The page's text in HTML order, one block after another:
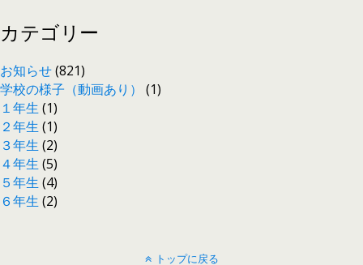
カテゴリー
お知らせ(821)
学校の様子（動画あり）
(1)
１年生(1)
２年生(1)
３年生(2)
４年生(5)
５年生(4)
６年生(2)
トップに戻る